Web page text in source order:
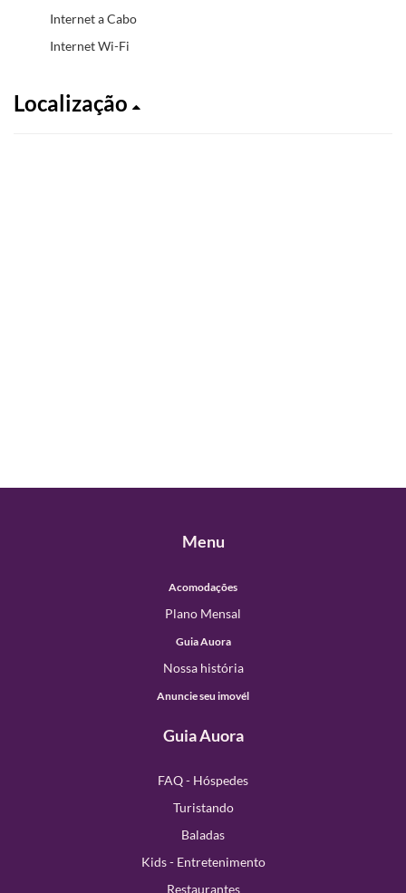
Internet a Cabo
Internet Wi-Fi
Localização
Menu
Acomodações
Plano Mensal
Guia Auora
Nossa história
Anuncie seu imovél
Guia Auora
FAQ - Hóspedes
Turistando
Baladas
Kids - Entretenimento
Restaurantes